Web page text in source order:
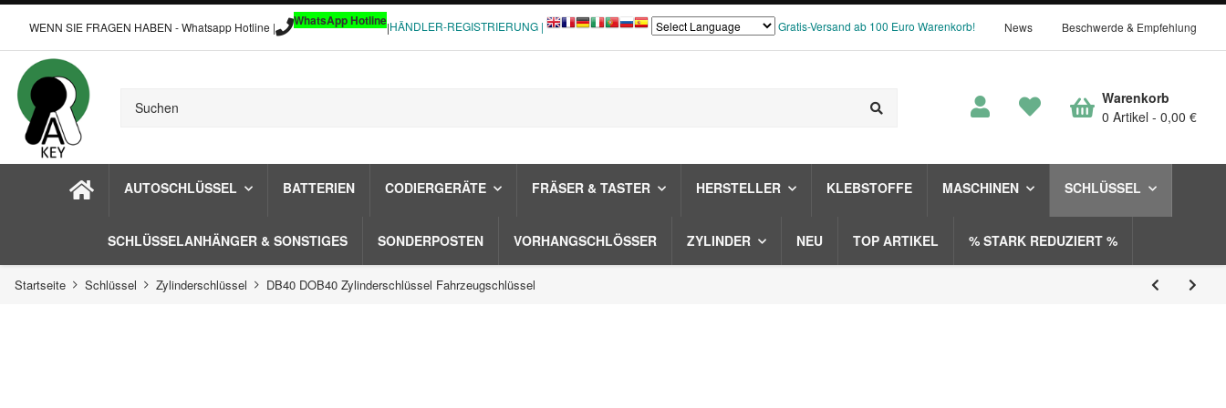
WENN SIE FRAGEN HABEN - Whatsapp Hotline | WhatsApp Hotline|HÄNDLER-REGISTRIERUNG | Gratis-Versand ab 100 Euro Warenkorb! News Beschwerde & Empfehlung
AUTOSCHLÜSSEL BATTERIEN CODIERGERÄTE FRÄSER & TASTER HERSTELLER KLEBSTOFFE MASCHINEN SCHLÜSSEL
SCHLÜSSELANHÄNGER & SONSTIGES SONDERPOSTEN VORHANGSCHLÖSSER ZYLINDER NEU TOP ARTIKEL % STARK REDUZIERT %
Warenkorb
0 Artikel
0,00 €
Startseite Schlüssel Zylinderschlüssel DB40 DOB40 Zylinderschlüssel Fahrzeugschlüssel